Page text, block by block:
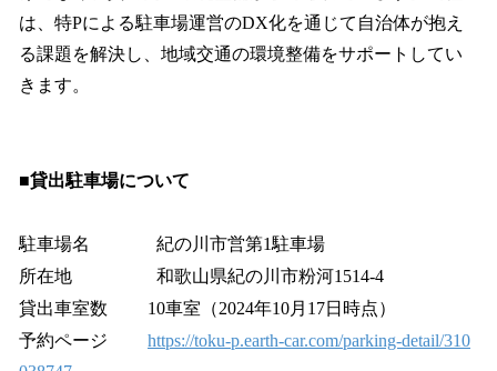
は、特Pによる駐車場運営のDX化を通じて自治体が抱え
る課題を解決し、地域交通の環境整備をサポートしてい
きます。
■貸出駐車場について
駐車場名 紀の川市営第1駐車場
所在地 和歌山県紀の川市粉河1514-4
貸出車室数 10車室（2024年10月17日時点）
予約ページ https://toku-p.earth-car.com/parking-detail/310